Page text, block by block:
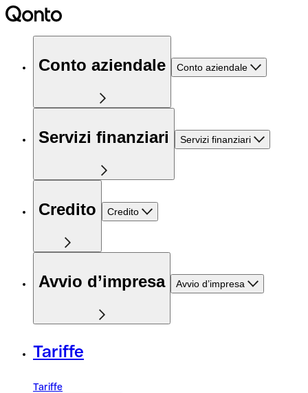
Conto aziendale Conto aziendale
Servizi finanziari Servizi finanziari
Credito Credito
Avvio d’impresa Avvio d’impresa
Tariffe
Tariffe